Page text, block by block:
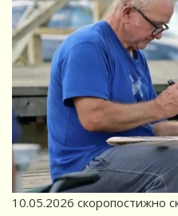
10.05.2026 скоропостижно